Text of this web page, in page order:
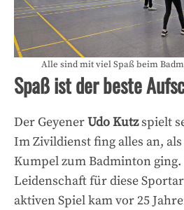
Alle sind mit viel Spaß beim
Spaß ist der beste
Der GeyenerUdo Kutzspielt
Im Zivildienst fing alles an,
Kumpel zum Badminton
Leidenschaft für diese
aktiven Spiel kam vor 25